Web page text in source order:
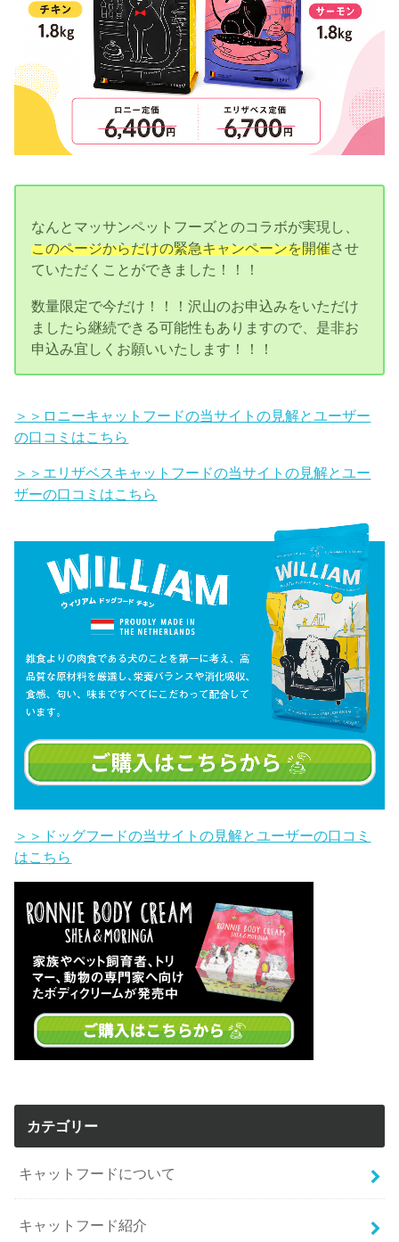
なんとマッサンペットフーズとのコラボが実現し、
このページからだけの緊急キャンペーンを開催させ
ていただくことができました！！！
数量限定で今だけ！！！沢山のお申込みをいただけ
ましたら継続できる可能性もありますので、是非お
申込み宜しくお願いいたします！！！
＞＞ロニーキャットフードの当サイトの見解とユーザー
の口コミはこちら
＞＞エリザベスキャットフードの当サイトの見解とユー
ザーの口コミはこちら
＞＞ドッグフードの当サイトの見解とユーザーの口コミ
はこちら
カテゴリー
キャットフードについて
キャットフード紹介